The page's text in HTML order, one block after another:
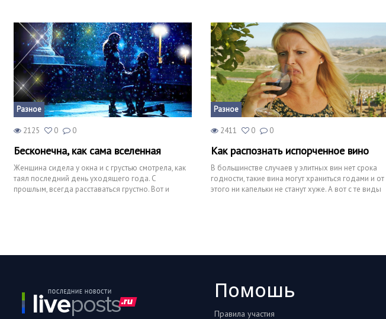
Разное
2125 0 0
Бесконечна, как сама вселенная
Женщина сидела у окна и с грустью смотрела, как
таял последний день уходящего года. С
прошлым, всегда расставаться грустно. Вот и
Разное
2411 0 0
Как распознать испорченное вино
В большинстве случаев у элитных вин нет срока
годности, такие вина могут храниться годами и от
этого ни капельки не станут хуже. А вот с те виды
Помошь
Правила участия